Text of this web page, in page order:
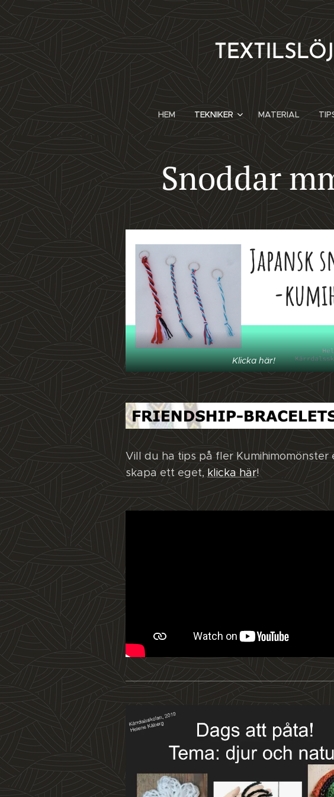
HEM TEKNIKER MATERIAL
Snoddar
Klicka här!
Vill du ha tips på fler Kumihimomönster
skapa ett eget, klicka här!